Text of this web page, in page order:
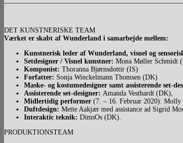
DET KUNSTNERISKE TEAM
Værket er skabt af Wunderland i samarbejde mellem:
Kunstnerisk leder af Wunderland, visuel og
Setdesigner / Visuel kunstner: Mona Møller Schmidt
Komponist: Thoranna Bjørnsdottir (IS)
Forfatter: Sonja Winckelmann Thomsen (DK)
Maske- og kostumedesigner samt assisterende set-
Assisterende set-designer: Amanda Vesthardt (DK),
Midlertidig performer (7. – 16. Februar 2020):
Duftdesign: Mette Aakjær med assistance ad Sigrid
Interaktic teknik: DimsOs (DK).
PRODUKTIONSTEAM